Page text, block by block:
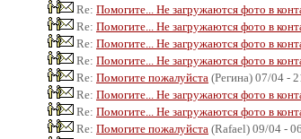
Re: Помогите... Не загружаются фото в
Re: Помогите... Не загружаются фото в
Re: Помогите... Не загружаются фото в
Re: Помогите... Не загружаются фото в
Re: Помогите пожалуйста (Регина) 07/04 -
Re: Помогите... Не загружаются фото в
Re: Помогите... Не загружаются фото в
Re: Помогите пожалуйста (Rafael) 09/04 -